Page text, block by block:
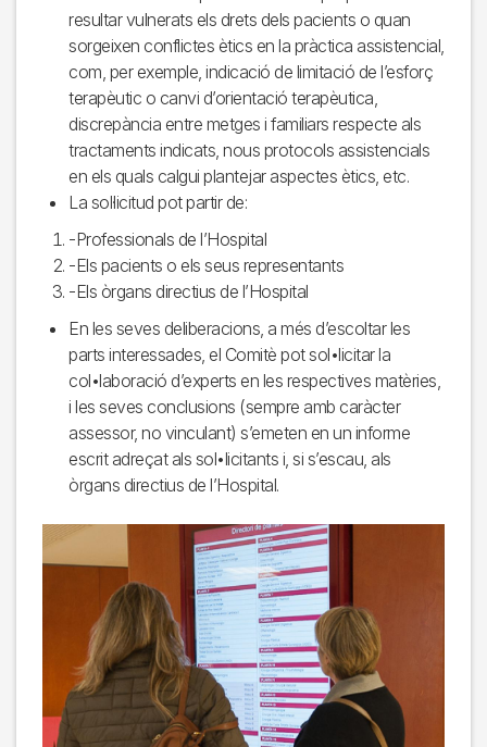
resultar vulnerats els drets dels pacients o quan
sorgeixen conflictes ètics en la pràctica assistencial,
com, per exemple, indicació de limitació de l’esforç
terapèutic o canvi d’orientació terapèutica,
discrepància entre metges i familiars respecte als
tractaments indicats, nous protocols assistencials
en els quals calgui plantejar aspectes ètics, etc.
La sol·licitud pot partir de:
-Professionals de l’Hospital
-Els pacients o els seus representants
-Els òrgans directius de l’Hospital
En les seves deliberacions, a més d’escoltar les
parts interessades, el Comitè pot sol•licitar la
col•laboració d’experts en les respectives matèries,
i les seves conclusions (sempre amb caràcter
assessor, no vinculant) s’emeten en un informe
escrit adreçat als sol•licitants i, si s’escau, als
òrgans directius de l’Hospital.